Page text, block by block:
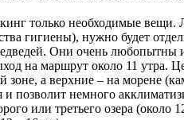
только необходимые
гигиены), нужно будет
Они очень
на маршрут около 11 утра.
зоне, а верхние – на морене
позволит немного
или третьего озера (около